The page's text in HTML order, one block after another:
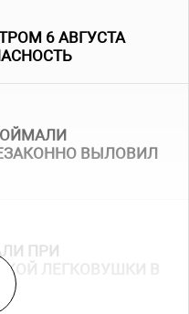
6 АВГУСТА
ВЫЛОВИЛ
ПРИ
ЛЕГКОВУШКИ В